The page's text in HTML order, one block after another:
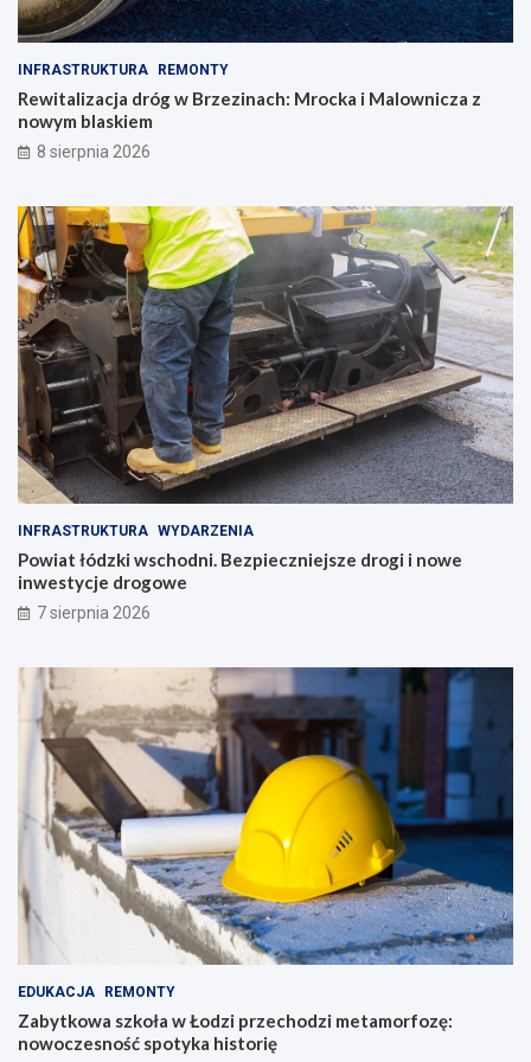
INFRASTRUKTURA REMONTY
Rewitalizacja dróg w Brzezinach: Mrocka i Malownicza z
nowym blaskiem
8 sierpnia 2026
INFRASTRUKTURA WYDARZENIA
Powiat łódzki wschodni. Bezpieczniejsze drogi i nowe
inwestycje drogowe
7 sierpnia 2026
EDUKACJA REMONTY
Zabytkowa szkoła w Łodzi przechodzi metamorfozę:
nowoczesność spotyka historię